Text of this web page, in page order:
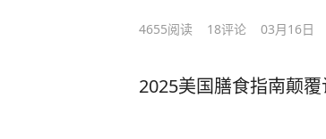
4655阅读 18评论 03月16日
2025美国膳食指南颠